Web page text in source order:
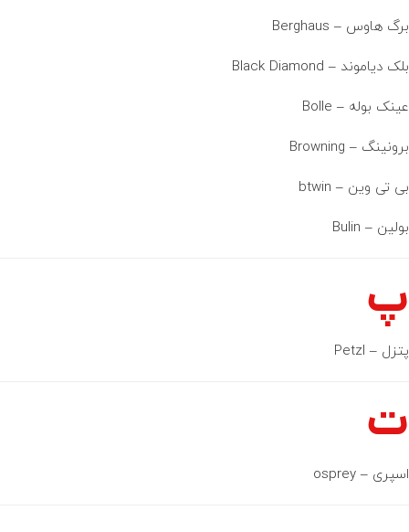
برگ هاوس – Berghaus
بلک دیاموند – Black Diamond
عینک بوله – Bolle
برونینگ – Browning
بی تی وین – btwin
بولین – Bulin
پ
پتزل – Petzl
ت
اسپری – osprey